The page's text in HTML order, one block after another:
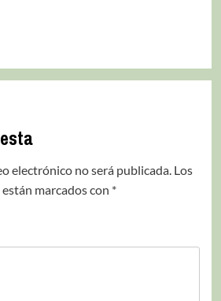
electrónico no será publicada. Los
marcados con *